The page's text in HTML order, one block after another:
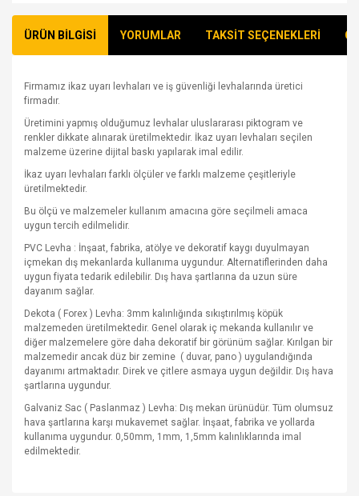
ÜRÜN BİLGİSİ YORUMLAR TAKSİT SEÇENEKLERİ
Firmamız ikaz uyarı levhaları ve iş güvenliği levhalarında üretici
firmadır.
Üretimini yapmış olduğumuz levhalar uluslararası piktogram ve
renkler dikkate alınarak üretilmektedir. İkaz uyarı levhaları seçilen
malzeme üzerine dijital baskı yapılarak imal edilir.
İkaz uyarı levhaları farklı ölçüler ve farklı malzeme çeşitleriyle
üretilmektedir.
Bu ölçü ve malzemeler kullanım amacına göre seçilmeli amaca
uygun tercih edilmelidir.
PVC Levha : İnşaat, fabrika, atölye ve dekoratif kaygı duyulmayan
içmekan dış mekanlarda kullanıma uygundur. Alternatiflerinden daha
uygun fiyata tedarik edilebilir. Dış hava şartlarına da uzun süre
dayanım sağlar.
Dekota ( Forex ) Levha: 3mm kalınlığında sıkıştırılmış köpük
malzemeden üretilmektedir. Genel olarak iç mekanda kullanılır ve
diğer malzemelere göre daha dekoratif bir görünüm sağlar. Kırılgan bir
malzemedir ancak düz bir zemine ( duvar, pano ) uygulandığında
dayanımı artmaktadır. Direk ve çitlere asmaya uygun değildir. Dış hava
şartlarına uygundur.
Galvaniz Sac ( Paslanmaz ) Levha: Dış mekan ürünüdür. Tüm olumsuz
hava şartlarına karşı mukavemet sağlar. İnşaat, fabrika ve yollarda
kullanıma uygundur. 0,50mm, 1mm, 1,5mm kalınlıklarında imal
edilmektedir.